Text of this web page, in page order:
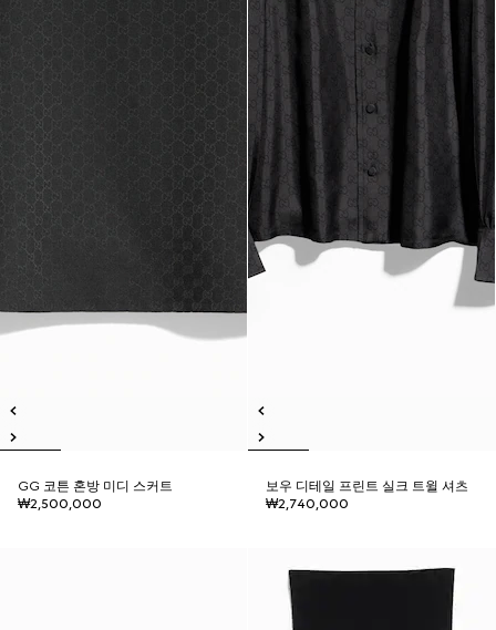
GG 코튼 혼방 미디 스커트
₩2,500,000
보우 디테일 프린트 실크 트윌 셔츠
₩2,740,000